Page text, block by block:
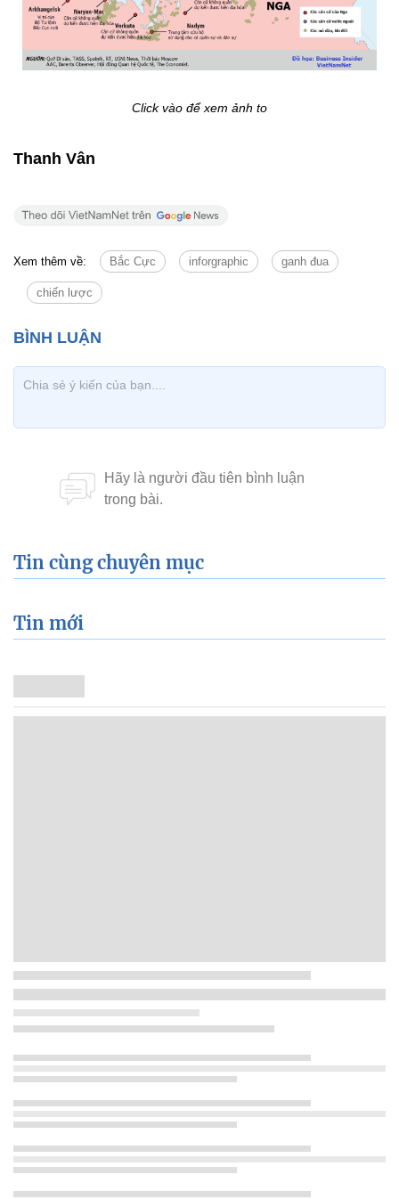
Click vào để xem ảnh to
Thanh Vân
Xem thêm về: Bắc Cực inforgraphic ganh đua
chiến lược
Tin cùng chuyên mục
Tin mới